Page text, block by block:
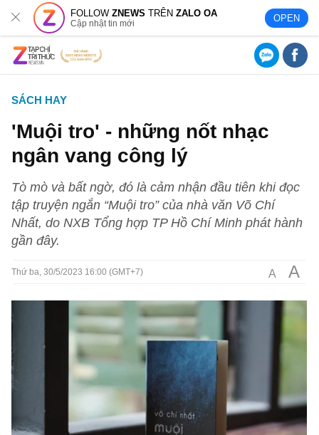
FOLLOWZNEWS TRÊNZALO OA
Cập nhật tin mới OPEN
SÁCH HAY
'Muội tro' - những nốt nhạc
ngân vang công lý
Tò mò và bất ngờ, đó là cảm nhận đầu tiên khi đọc
tập truyện ngắn “Muội tro” của nhà văn Võ Chí
Nhất, do NXB Tổng hợp TP Hồ Chí Minh phát hành
gần đây.
Thứ ba, 30/5/2023 16:00 (GMT+7) A A